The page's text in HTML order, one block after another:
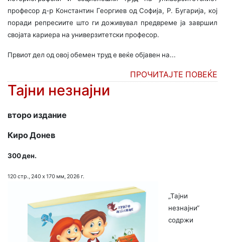
професор д-р Константин Георгиев од Софија, Р. Бугарија, кој
поради репресиите што ги доживувал предвреме ја завршил
својата кариера на универзитетски професор.
Првиот дел од овој обемен труд е веќе објавен на...
ПРОЧИТАЈТЕ ПОВЕЌЕ
Тајни незнајни
второ издание
Киро Донев
300 ден.
120 стр., 240 х 170 мм, 2026 г.
„Тајни
незнајни“
содржи